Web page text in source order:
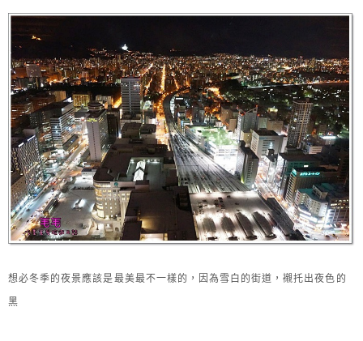
想必冬季的夜景應該是最美最不一樣的，因為雪白的街道，襯托出夜色的
黑